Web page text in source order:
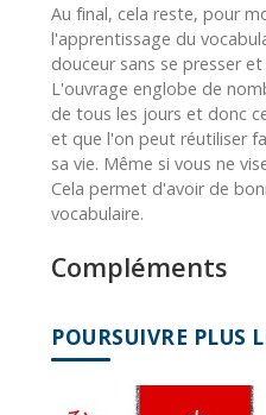
Au final, cela reste, pour
l'apprentissage du
douceur sans se presser
L'ouvrage englobe de
de tous les jours et donc
et que l'on peut réutiliser
sa vie. Même si vous ne
Cela permet d'avoir de
vocabulaire.
Compléments
POURSUIVRE PLUS